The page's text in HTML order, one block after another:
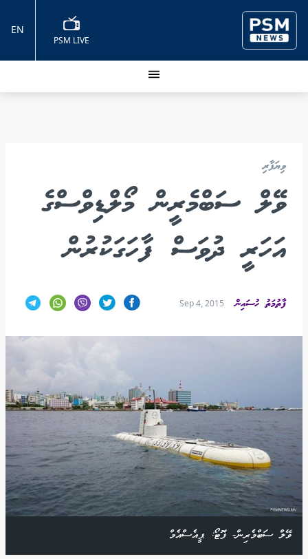
PSM LIVE
EN
ވިޔަފާރި
ވޭލް ސަބްމެރީން މޯލްޑިވްސްގެ
އަހަރީ ދުވަސް ފާހަގަކުރުން
ފާތުމަތު ހުސައިން Sep 4, 2015
ވޭލް ސަބްމެރިން- ފޮޓޯ: ޕީއެސްއެމް